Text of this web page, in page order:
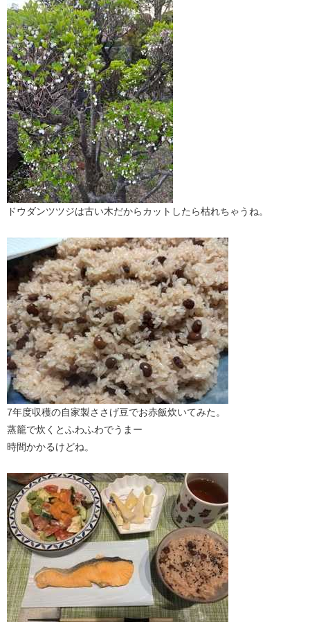
ドウダンツツジは古い木だからカットしたら枯れちゃうね。
7年度収穫の自家製ささげ豆でお赤飯炊いてみた。
蒸籠で炊くとふわふわでうまー
時間かかるけどね。